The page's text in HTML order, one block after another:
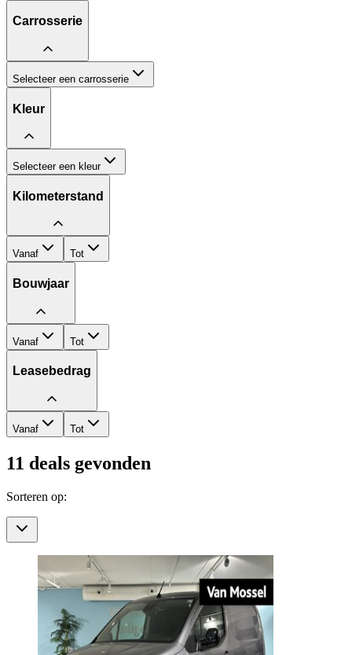
Carrosserie
Selecteer een carrosserie
Kleur
Selecteer een kleur
Kilometerstand
Vanaf Tot
Bouwjaar
Vanaf Tot
Leasebedrag
Vanaf Tot
11 deals gevonden
Sorteren op: